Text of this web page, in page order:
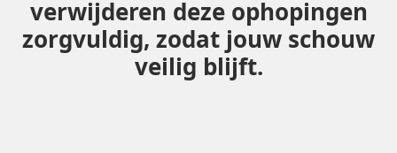
verwijderen deze ophopingen
zorgvuldig, zodat jouw schouw
veilig blijft.